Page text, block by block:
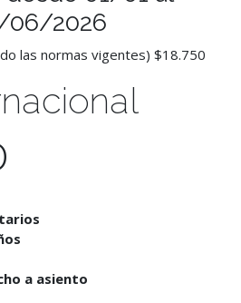
06/2026
las normas vigentes) $18.750
a asiento